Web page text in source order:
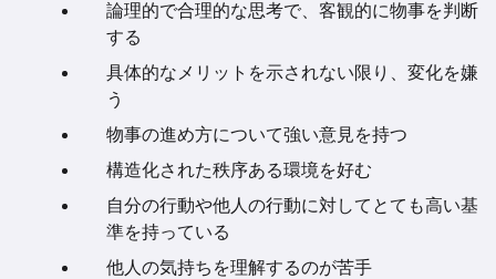
論理的で合理的な思考で、客観的に物事を判断
する
具体的なメリットを示されない限り、変化を嫌
う
物事の進め方について強い意見を持つ
構造化された秩序ある環境を好む
自分の行動や他人の行動に対してとても高い基
準を持っている
他人の気持ちを理解するのが苦手